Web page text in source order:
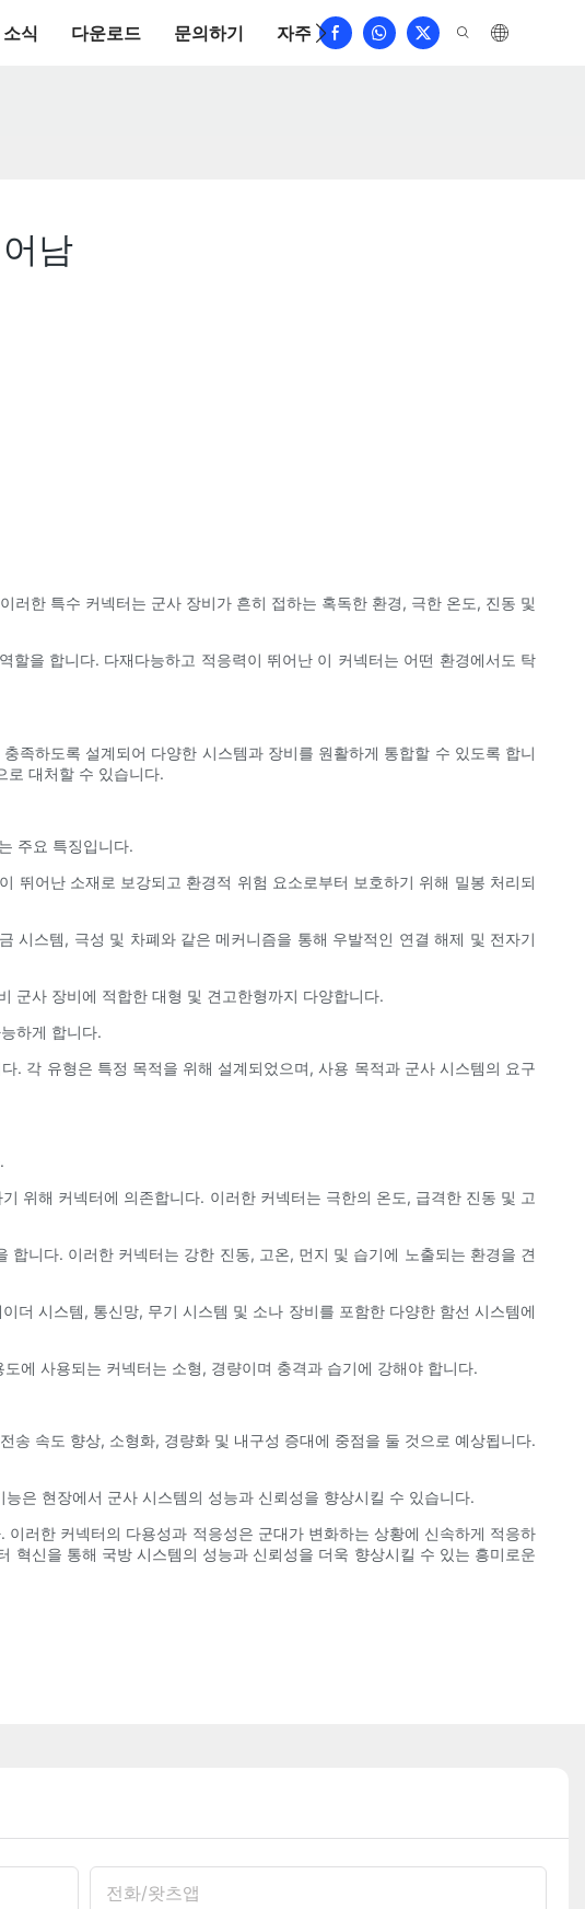
소식 다운로드 문의하기 자주 묻는 질문
남
한 특수 커넥터는 군사 장비가 흔히 접하는 혹독한 환경, 극한 온도, 진동 및
을 합니다. 다재다능하고 적응력이 뛰어난 이 커넥터는 어떤 환경에서도 탁
족하도록 설계되어 다양한 시스템과 장비를 원활하게 통합할 수 있도록 합니
로 대처할 수 있습니다.
주요 특징입니다.
뛰어난 소재로 보강되고 환경적 위험 요소로부터 보호하기 위해 밀봉 처리되
시스템, 극성 및 차폐와 같은 메커니즘을 통해 우발적인 연결 해제 및 전자기
군사 장비에 적합한 대형 및 견고한형까지 다양합니다.
하게 합니다.
. 각 유형은 특정 목적을 위해 설계되었으며, 사용 목적과 군사 시스템의 요구
위해 커넥터에 의존합니다. 이러한 커넥터는 극한의 온도, 급격한 진동 및 고
니다. 이러한 커넥터는 강한 진동, 고온, 먼지 및 습기에 노출되는 환경을 견
더 시스템, 통신망, 무기 시스템 및 소나 장비를 포함한 다양한 함선 시스템에
에 사용되는 커넥터는 소형, 경량이며 충격과 습기에 강해야 합니다.
속도 향상, 소형화, 경량화 및 내구성 증대에 중점을 둘 것으로 예상됩니다.
은 현장에서 군사 시스템의 성능과 신뢰성을 향상시킬 수 있습니다.
러한 커넥터의 다용성과 적응성은 군대가 변화하는 상황에 신속하게 적응하
신을 통해 국방 시스템의 성능과 신뢰성을 더욱 향상시킬 수 있는 흥미로운
전화/왓츠앱